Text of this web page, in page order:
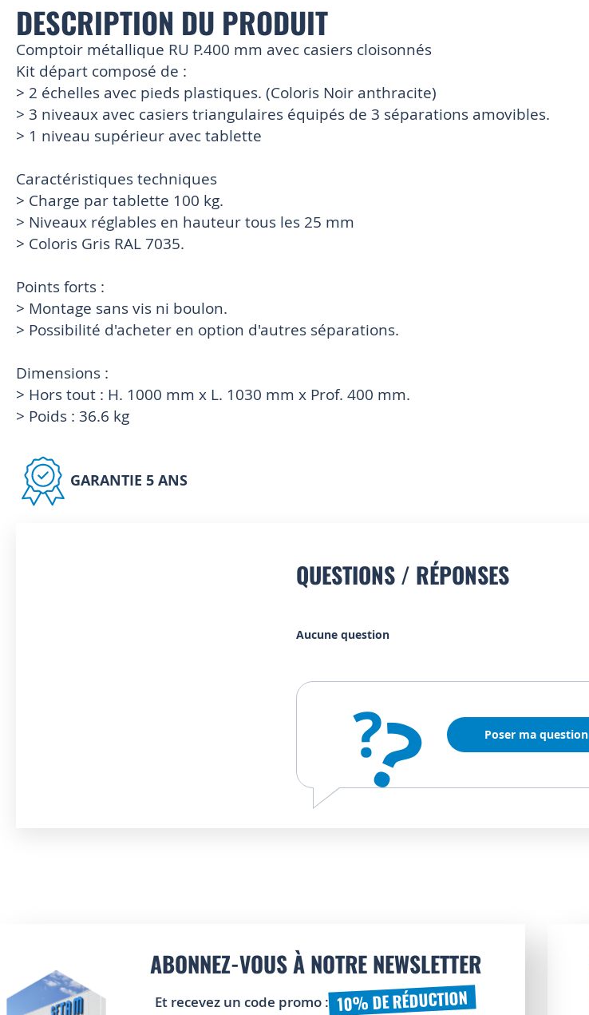
beginning
of
the
images
gallery
DESCRIPTION DU PRODUIT
Comptoir métallique RU P.400 mm avec casiers cloisonnés
Kit départ composé de :
> 2 échelles avec pieds plastiques. (Coloris Noir anthracite)
> 3 niveaux avec casiers triangulaires équipés de 3 séparations amovibles.
> 1 niveau supérieur avec tablette
Caractéristiques techniques
> Charge par tablette 100 kg.
> Niveaux réglables en hauteur tous les 25 mm
> Coloris Gris RAL 7035.
Points forts :
> Montage sans vis ni boulon.
> Possibilité d'acheter en option d'autres séparations.
Dimensions :
> Hors tout : H. 1000 mm x L. 1030 mm x Prof. 400 mm.
> Poids : 36.6 kg
GARANTIE 5 ANS
QUESTIONS / RÉPONSES
Aucune question
?
? Poser ma question
ABONNEZ-VOUS À NOTRE NEWSLETTER
Et recevez un code promo : 10% DE RÉDUCTION